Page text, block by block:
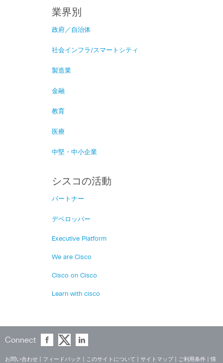
業界別
政府／自治体
社会インフラ/スマートシティ
製造業
金融
教育
医療
中堅・中小企業
シスコの活動
パートナー
デベロッパー
Executive Platform
We are Cisco
Cisco on Cisco
Learn with cisco
Connect
お問い合わせ フィードバック このサイトについて サイトマップ ご利用条件 情